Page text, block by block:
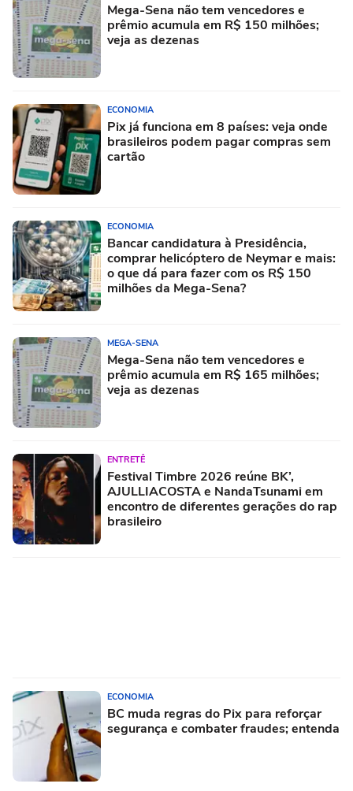
Mega-Sena não tem vencedores e
prêmio acumula em R$ 150 milhões;
veja as dezenas
ECONOMIA
Pix já funciona em 8 países: veja onde
brasileiros podem pagar compras sem
cartão
ECONOMIA
Bancar candidatura à Presidência,
comprar helicóptero de Neymar e mais:
o que dá para fazer com os R$ 150
milhões da Mega-Sena?
MEGA-SENA
Mega-Sena não tem vencedores e
prêmio acumula em R$ 165 milhões;
veja as dezenas
ENTRETÊ
Festival Timbre 2026 reúne BK’,
AJULLIACOSTA e NandaTsunami em
encontro de diferentes gerações do rap
brasileiro
ECONOMIA
BC muda regras do Pix para reforçar
segurança e combater fraudes; entenda